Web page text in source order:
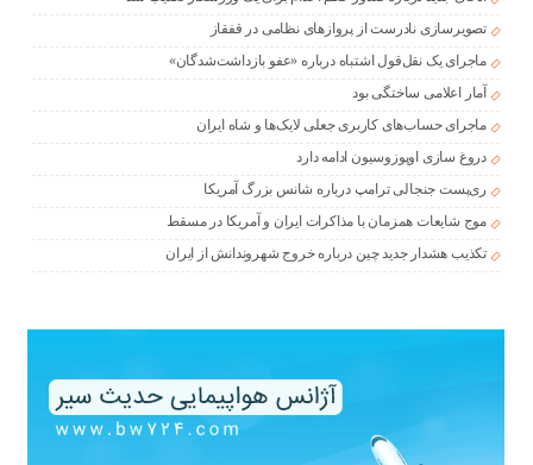
تصویرسازی نادرست از پروازهای نظامی در قفقاز
ماجرای یک نقل‌قول اشتباه درباره «عفو بازداشت‌شدگان»
آمار اعلامی ساختگی بود
ماجرای حساب‌های کاربری جعلی لایک‌ها و شاه ایران
دروغ سازی اوپوزوسیون ادامه دارد
ری‌پست جنجالی ترامپ درباره شانس بزرگ آمریکا
موج شایعات همزمان با مذاکرات ایران و آمریکا در مسقط
تکذیب هشدار جدید چین درباره خروج شهروندانش از ایران